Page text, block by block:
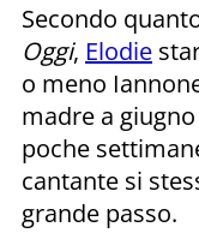
Secondo
Oggi, Elodie
o meno
madre a
poche
cantante si
grande passo.